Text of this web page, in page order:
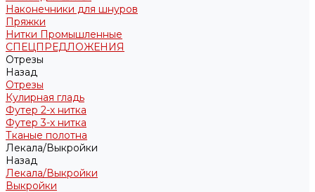
Наконечники для шнуров
Пряжки
Нитки Промышленные
СПЕЦПРЕДЛОЖЕНИЯ
Отрезы
Назад
Отрезы
Кулирная гладь
Футер 2-х нитка
Футер 3-х нитка
Тканые полотна
Лекала/Выкройки
Назад
Лекала/Выкройки
Выкройки